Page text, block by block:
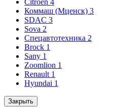
Citroen 4
Коммаш (Мценск) 3
SDAC 3
Sova 2
Спецавтотехника 2
Brock 1
Sany 1
Zoomlion 1
Renault 1
Hyundai 1
Закрыть